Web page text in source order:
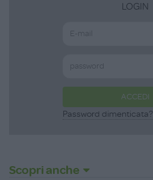
LOGIN
ACCEDI
Password dimenticata?
Scopri anche